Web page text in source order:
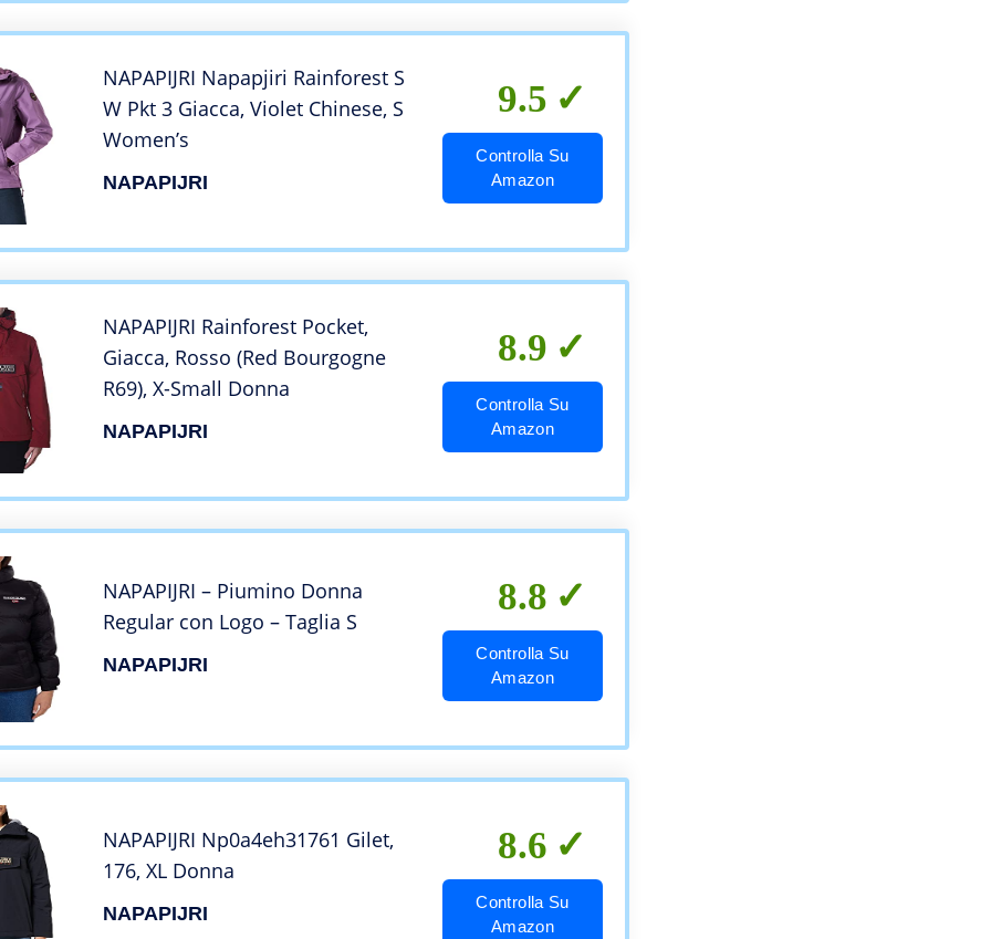
NAPAPIJRI Napapjiri Rainforest S
W Pkt 3 Giacca, Violet Chinese, S
Women’s
NAPAPIJRI
9.5
Controlla Su
Amazon
NAPAPIJRI Rainforest Pocket,
Giacca, Rosso (Red Bourgogne
R69), X-Small Donna
NAPAPIJRI
8.9
Controlla Su
Amazon
NAPAPIJRI – Piumino Donna
Regular con Logo – Taglia S
NAPAPIJRI
8.8
Controlla Su
Amazon
NAPAPIJRI Np0a4eh31761 Gilet,
176, XL Donna
NAPAPIJRI
8.6
Controlla Su
Amazon